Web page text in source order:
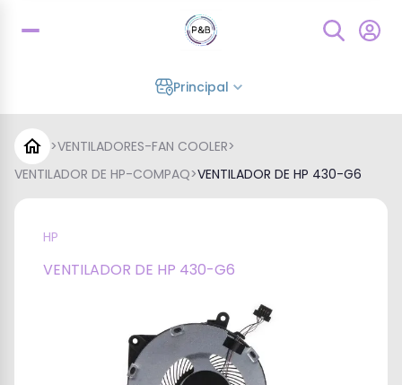
Principal
>VENTILADORES-FAN COOLER>
VENTILADOR DE HP-COMPAQ>VENTILADOR DE HP 430-G6
HP
VENTILADOR DE HP 430-G6